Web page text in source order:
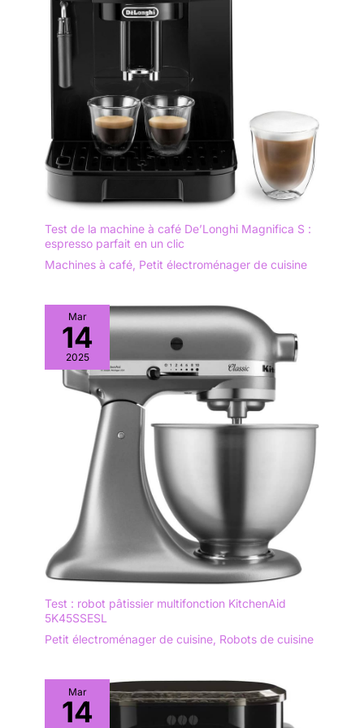
Test de la machine à café De’Longhi Magnifica S :
espresso parfait en un clic
Machines à café Petit électroménager de cuisine
Mar
14
2025
Test : robot pâtissier multifonction KitchenAid
5K45SSESL
Petit électroménager de cuisine Robots de cuisine
Mar
14